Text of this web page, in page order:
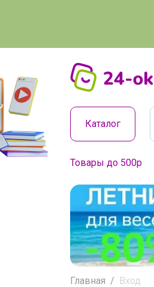
Каталог
Товары до 500р
Главная Вход